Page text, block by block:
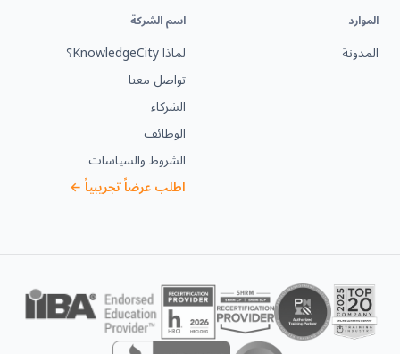
الموارد
المدونة
اسم الشركة
لماذا KnowledgeCity؟
تواصل معنا
الشركاء
الوظائف
الشروط والسياسات
اطلب عرضاً تجريبياً ←